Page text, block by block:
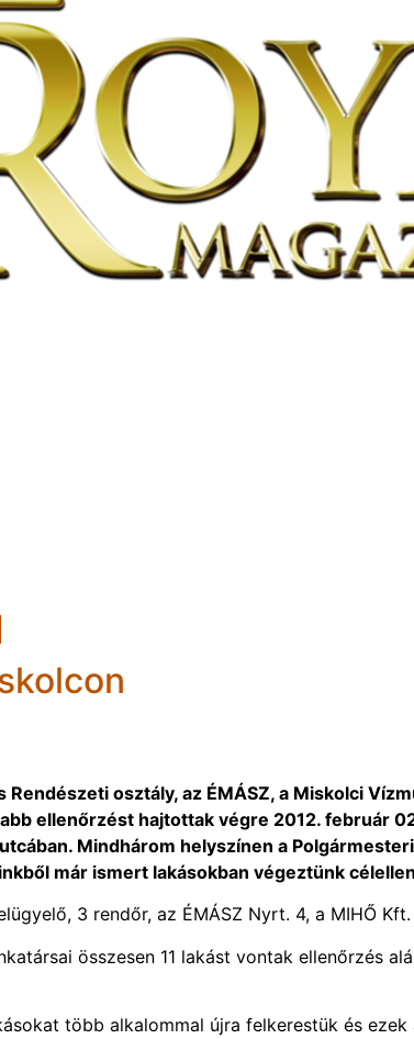
osztály, az ÉMÁSZ, a Miskolci
ellenőrzést hajtottak végre 2012. február
Mindhárom helyszínen a
már ismert lakásokban végeztünk
3 rendőr, az ÉMÁSZ Nyrt. 4, a MIHŐ
összesen 11 lakást vontak ellenőrzés
több alkalommal újra felkerestük és